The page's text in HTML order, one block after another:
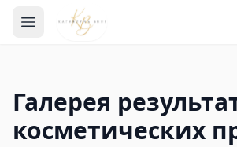
Галерея
косметических